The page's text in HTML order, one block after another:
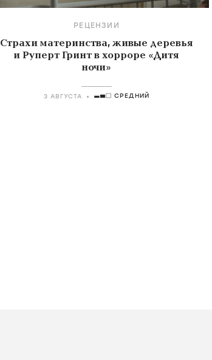
РЕЦЕНЗИИ
Страхи материнства, живые деревья
и Руперт Гринт в хорроре «Дитя
ночи»
3 АВГУСТА СРЕДНИЙ